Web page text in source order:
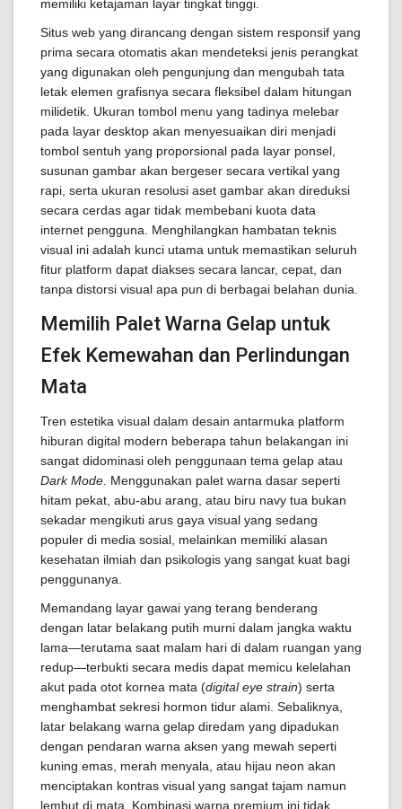
memiliki ketajaman layar tingkat tinggi.
Situs web yang dirancang dengan sistem responsif yang
prima secara otomatis akan mendeteksi jenis perangkat
yang digunakan oleh pengunjung dan mengubah tata
letak elemen grafisnya secara fleksibel dalam hitungan
milidetik. Ukuran tombol menu yang tadinya melebar
pada layar desktop akan menyesuaikan diri menjadi
tombol sentuh yang proporsional pada layar ponsel,
susunan gambar akan bergeser secara vertikal yang
rapi, serta ukuran resolusi aset gambar akan direduksi
secara cerdas agar tidak membebani kuota data
internet pengguna. Menghilangkan hambatan teknis
visual ini adalah kunci utama untuk memastikan seluruh
fitur platform dapat diakses secara lancar, cepat, dan
tanpa distorsi visual apa pun di berbagai belahan dunia.
Memilih Palet Warna Gelap untuk
Efek Kemewahan dan Perlindungan
Mata
Tren estetika visual dalam desain antarmuka platform
hiburan digital modern beberapa tahun belakangan ini
sangat didominasi oleh penggunaan tema gelap atau
Dark Mode . Menggunakan palet warna dasar seperti
hitam pekat, abu-abu arang, atau biru navy tua bukan
sekadar mengikuti arus gaya visual yang sedang
populer di media sosial, melainkan memiliki alasan
kesehatan ilmiah dan psikologis yang sangat kuat bagi
penggunanya.
Memandang layar gawai yang terang benderang
dengan latar belakang putih murni dalam jangka waktu
lama—terutama saat malam hari di dalam ruangan yang
redup—terbukti secara medis dapat memicu kelelahan
akut pada otot kornea mata (digital eye strain) serta
menghambat sekresi hormon tidur alami. Sebaliknya,
latar belakang warna gelap diredam yang dipadukan
dengan pendaran warna aksen yang mewah seperti
kuning emas, merah menyala, atau hijau neon akan
menciptakan kontras visual yang sangat tajam namun
lembut di mata. Kombinasi warna premium ini tidak